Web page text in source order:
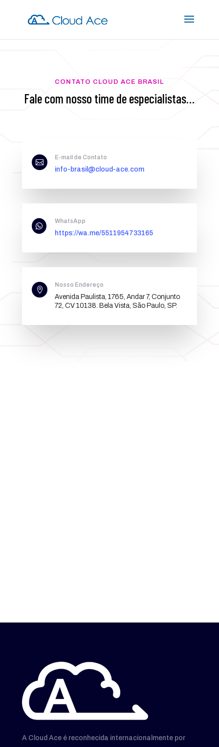
CONTATO CLOUD ACE BRASIL
Fale com nosso time de especialistas…

E-mail de Contato
info-brasil@cloud-ace.com

WhatsApp
https://wa.me/5511954733165

Nosso Endereço
Avenida Paulista, 1765, Andar 7, Conjunto
72, CV 10138. Bela Vista, São Paulo, SP.
A Cloud Ace é reconhecida internacionalmente por